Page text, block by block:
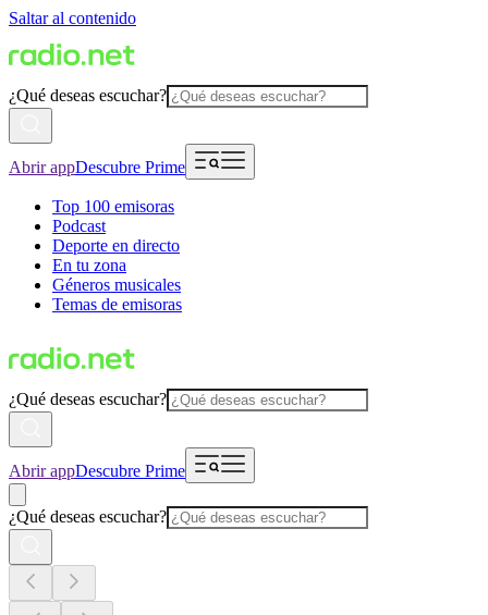
Saltar al contenido
¿Qué deseas escuchar?
Abrir appDescubre Prime
Top 100 emisoras
Podcast
Deporte en directo
En tu zona
Géneros musicales
Temas de emisoras
¿Qué deseas escuchar?
Abrir appDescubre Prime
¿Qué deseas escuchar?